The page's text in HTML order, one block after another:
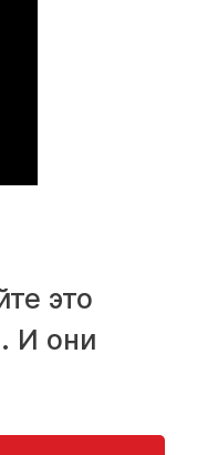
это
И они